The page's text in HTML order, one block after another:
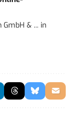
& ... in